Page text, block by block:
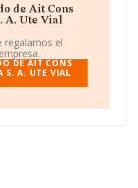
Aragon S. L. Y
como Unión
de Ait Cons
A. Ute Vial
regalamos el
DE AIT CONS
S. A. UTE VIAL